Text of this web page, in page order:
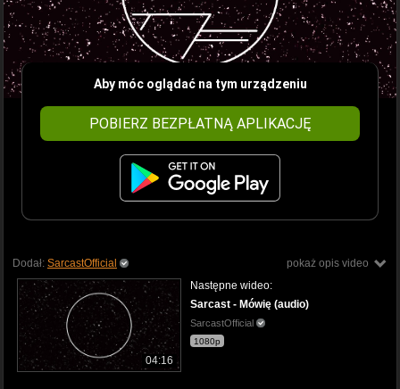
Aby móc oglądać na tym urządzeniu
POBIERZ BEZPŁATNĄ APLIKACJĘ
pokaż opis video
Dodał: SarcastOfficial
04:16
Następne wideo:
Sarcast - Mówię (audio)
SarcastOfficial
1080p